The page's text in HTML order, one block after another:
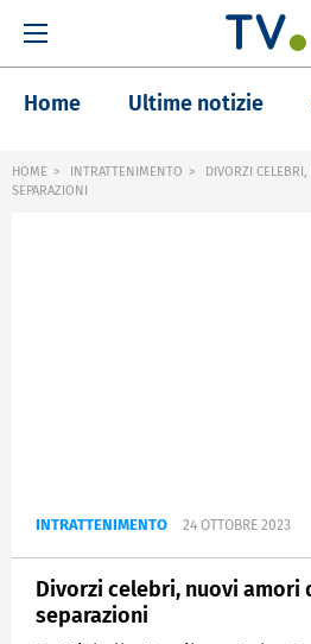
Home Ultime notizie
HOME INTRATTENIMENTO
DIVORZI
SEPARAZIONI
INTRATTENIMENTO 24 OTTOBRE 2023
Divorzi celebri, nuovi amori
separazioni